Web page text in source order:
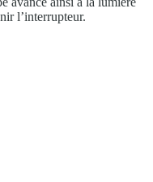
l’interrupteur.